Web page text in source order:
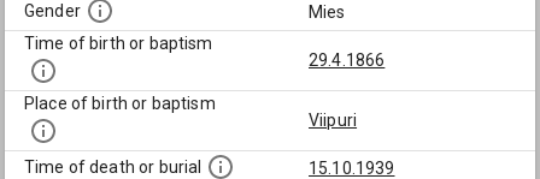
Gender
Mies
Time of birth or baptism
29.4.1866
Place of birth or baptism
Viipuri
Time of death or burial
15.10.1939